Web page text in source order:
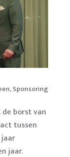
,Sponsoring
de borst van
tussen
jaar.